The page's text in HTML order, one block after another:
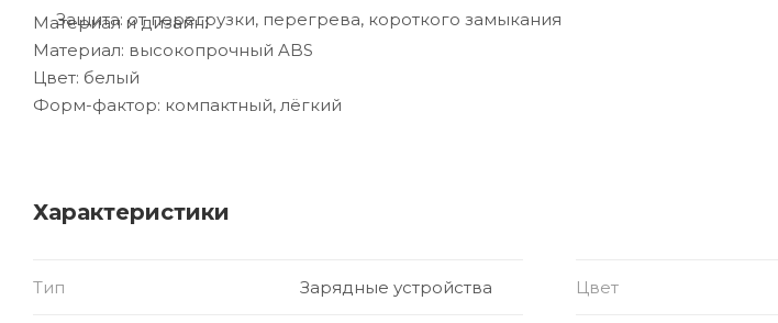
Защита: от перегрузки, перегрева, короткого замыкания
Материал и дизайн:
Материал: высокопрочный ABS
Цвет: белый
Форм-фактор: компактный, лёгкий
Характеристики
Тип Зарядные устройства Цвет